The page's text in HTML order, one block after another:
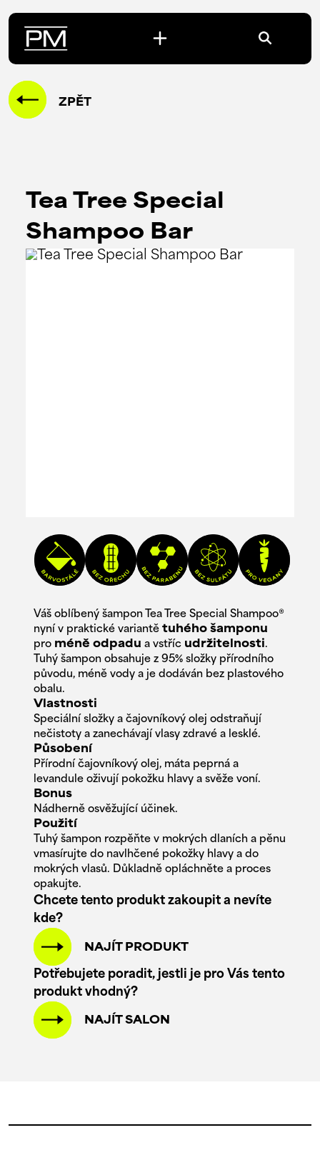
ZPĚT
Tea Tree Special
Shampoo Bar
Váš oblíbený šampon Tea Tree Special Shampoo®
nyní v praktické variantětuhého šamponu
pro méně odpadu a vstříc udržitelnosti .
Tuhý šampon obsahuje z 95% složky přírodního
původu, méně vody a je dodáván bez plastového
obalu.
Vlastnosti
Speciální složky a čajovníkový olej odstraňují
nečistoty a zanechávají vlasy zdravé a lesklé.
Působení
Přírodní čajovníkový olej, máta peprná a
levandule oživují pokožku hlavy a svěže voní.
Bonus
Nádherně osvěžující účinek.
Použití
Tuhý šampon rozpěňte v mokrých dlaních a pěnu
vmasírujte do navlhčené pokožky hlavy a do
mokrých vlasů. Důkladně opláchněte a proces
opakujte.
Chcete tento produkt zakoupit a nevíte
kde?
NAJÍT PRODUKT
Potřebujete poradit, jestli je pro Vás tento
produkt vhodný?
NAJÍT SALON